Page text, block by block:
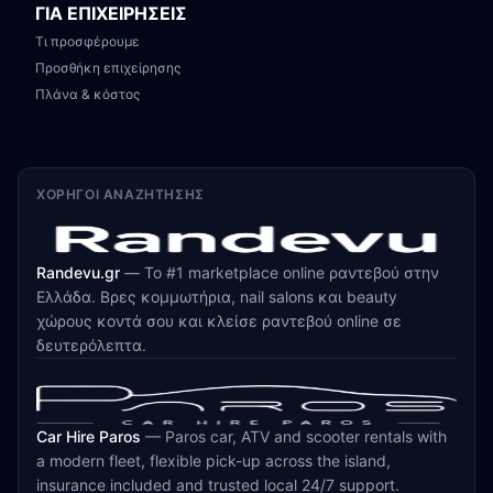
ΓΙΑ ΕΠΙΧΕΙΡΗΣΕΙΣ
Τι προσφέρουμε
Προσθήκη επιχείρησης
Πλάνα & κόστος
ΧΟΡΗΓΟΊ ΑΝΑΖΉΤΗΣΗΣ
Randevu.gr — Το #1 marketplace online ραντεβού στην
Ελλάδα. Βρες κομμωτήρια, nail salons και beauty
χώρους κοντά σου και κλείσε ραντεβού online σε
δευτερόλεπτα.
Car Hire Paros — Paros car, ATV and scooter rentals with
a modern fleet, flexible pick-up across the island,
insurance included and trusted local 24/7 support.